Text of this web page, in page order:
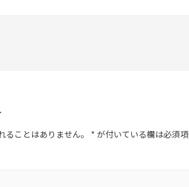
ことはありません。 * が付いている欄は必須